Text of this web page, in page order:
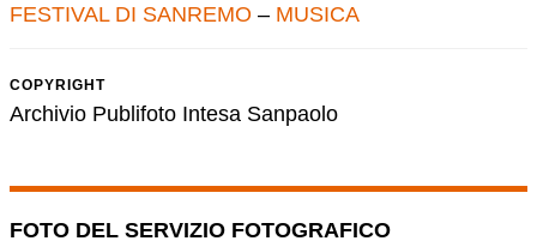
FESTIVAL DI SANREMO – MUSICA
COPYRIGHT
Archivio Publifoto Intesa Sanpaolo
FOTO DEL SERVIZIO FOTOGRAFICO